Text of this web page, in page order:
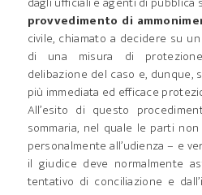
provvedimento di
civile, chiamato a decidere su
di una misura di
delibazione del caso e, dunque,
più immediata ed efficace
All’esito di questo
sommaria, nel quale le parti
personalmente all’udienza – e
il giudice deve normalmente
tentativo di conciliazione e